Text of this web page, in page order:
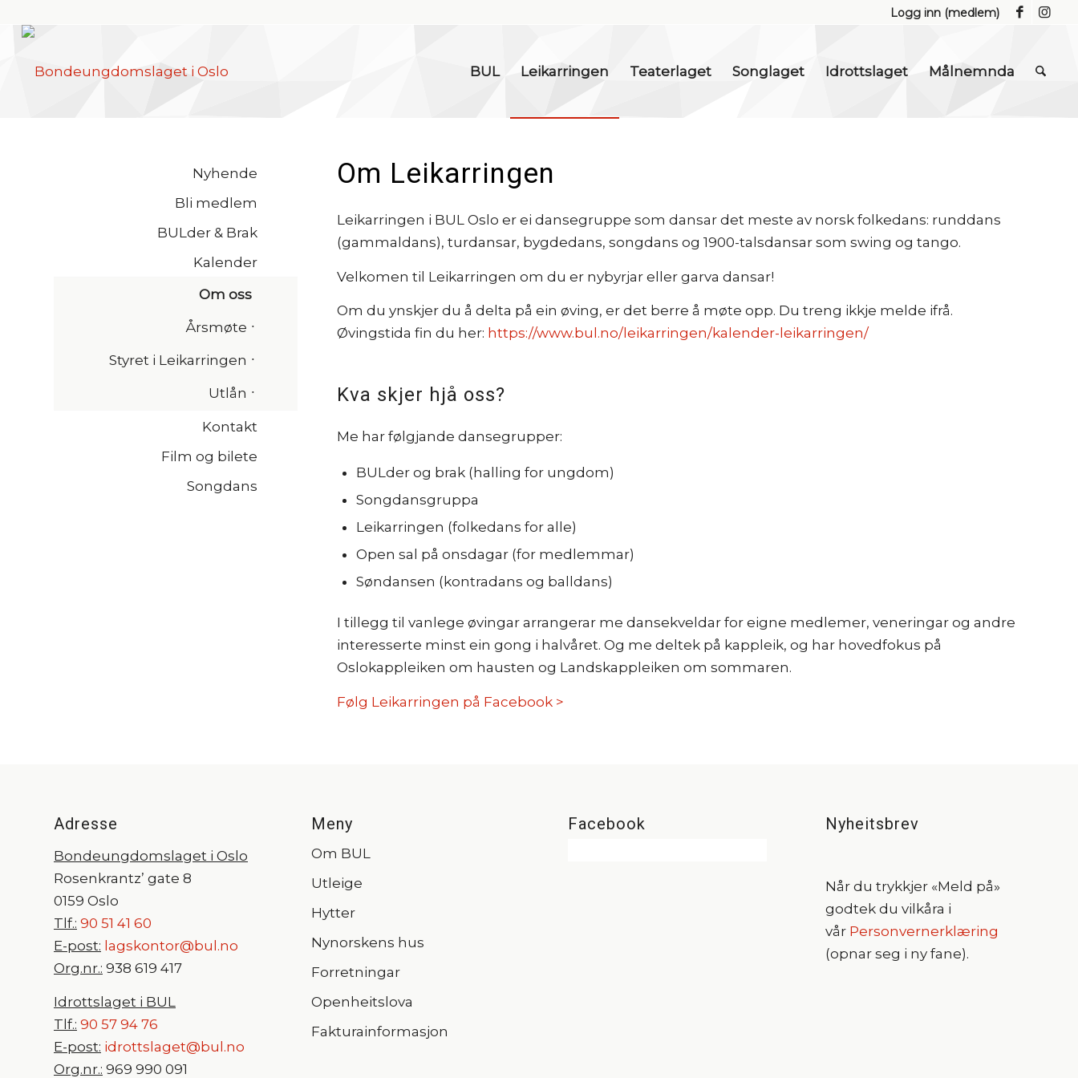
Logg inn (medlem)
BUL Leikarringen Teaterlaget Songlaget Idrottslaget Målnemnda
Om Leikarringen
Leikarringen i BUL Oslo er ei dansegruppe som dansar det meste av norsk folkedans: runddans
(gammaldans), turdansar, bygdedans, songdans og 1900-talsdansar som swing og tango.
Velkomen til Leikarringen om du er nybyrjar eller garva dansar!
Om du ynskjer du å delta på ein øving, er det berre å møte opp. Du treng ikkje melde ifrå.
Øvingstida fin du her: https://www.bul.no/leikarringen/kalender-leikarringen/
Kva skjer hjå oss?
Me har følgjande dansegrupper:
BULder og brak (halling for ungdom)
Songdansgruppa
Leikarringen (folkedans for alle)
Open sal på onsdagar (for medlemmar)
Søndansen (kontradans og balldans)
I tillegg til vanlege øvingar arrangerar me dansekveldar for eigne medlemer, veneringar og andre
interesserte minst ein gong i halvåret. Og me deltek på kappleik, og har hovedfokus på
Oslokappleiken om hausten og Landskappleiken om sommaren.
Følg Leikarringen på Facebook >
Nyhende
Bli medlem
BULder & Brak
Kalender
Om oss
Årsmøte
Styret i Leikarringen
Utlån
Kontakt
Film og bilete
Songdans
Adresse
Bondeungdomslaget i Oslo
Rosenkrantz’ gate 8
0159 Oslo
Tlf.: 90 51 41 60
E-post: lagskontor@bul.no
Org.nr.: 938 619 417
Idrottslaget i BUL
Tlf.: 90 57 94 76
E-post: idrottslaget@bul.no
Org.nr.: 969 990 091
Meny
Om BUL
Utleige
Hytter
Nynorskens hus
Forretningar
Openheitslova
Fakturainformasjon
Facebook Nyheitsbrev
Når du trykkjer «Meld på»
godtek du vilkåra i
vår Personvernerklæring
(opnar seg i ny fane).